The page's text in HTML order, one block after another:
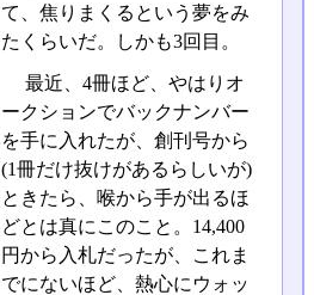
て、焦りまくるという夢をみ
たくらいだ。しかも3回目。
最近、4冊ほど、やはりオ
ークションでバックナンバー
を手に入れたが、創刊号から
(1冊だけ抜けがあるらしいが)
ときたら、喉から手が出るほ
どとは真にこのこと。14,400
円から入札だったが、これま
でにないほど、熱心にウォッ